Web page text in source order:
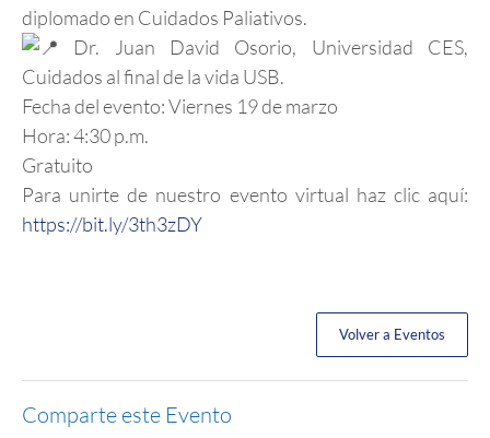
diplomado en Cuidados Paliativos.
Dr. Juan David Osorio, Universidad CES,
Cuidados al final de la vida USB.
Fecha del evento: Viernes 19 de marzo
Hora: 4:30 p.m.
Gratuito
Para unirte de nuestro evento virtual haz clic aquí:
https://bit.ly/3th3zDY
Volver a Eventos
Comparte este Evento